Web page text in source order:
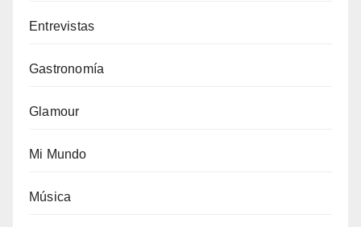
Entrevistas
Gastronomía
Glamour
Mi Mundo
Música